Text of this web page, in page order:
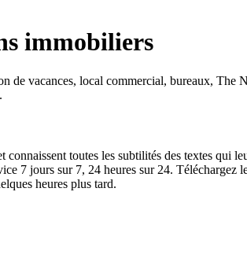
immobiliers
de vacances, local commercial, bureaux, The
toutes les subtilités des textes qui
7 jours sur 7, 24 heures sur 24. Téléchargez
heures plus tard.